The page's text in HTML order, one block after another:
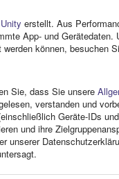
Unity erstellt. Aus
App- und Gerätedaten.
können, besuchen
Sie, dass Sie unsere
verstanden und
Geräte-IDs
und ihre
unserer